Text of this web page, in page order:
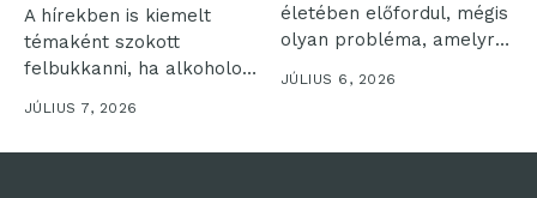
A hírekben is kiemelt
témaként szokott
felbukkanni, ha alkoholos
befolyásoltság
következtében történik...
JÚLIUS 7, 2026
életében előfordul, mégis
olyan probléma, amelyről
sokan...
JÚLIUS 6, 2026